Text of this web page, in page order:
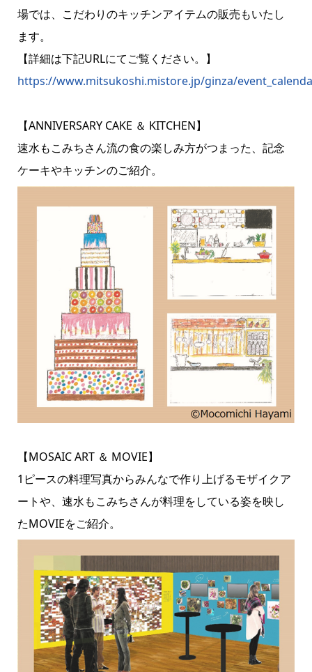
場では、こだわりのキッチンアイテムの販売もいたし
ます。
【詳細は下記URLにてご覧ください。】
https://www.mitsukoshi.mistore.jp/ginza/
【ANNIVERSARY CAKE ＆ KITCHEN】
速水もこみちさん流の食の楽しみ方がつまった、記念
ケーキやキッチンのご紹介。
【MOSAIC ART ＆ MOVIE】
1ピースの料理写真からみんなで作り上げるモザイクア
ートや、速水もこみちさんが料理をしている姿を映し
たMOVIEをご紹介。